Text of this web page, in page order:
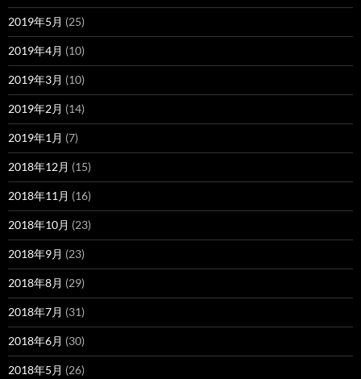
2019年5月 (25)
2019年4月 (10)
2019年3月 (10)
2019年2月 (14)
2019年1月 (7)
2018年12月 (15)
2018年11月 (16)
2018年10月 (23)
2018年9月 (23)
2018年8月 (29)
2018年7月 (31)
2018年6月 (30)
2018年5月 (26)